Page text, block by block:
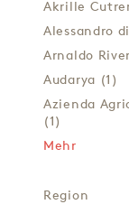
Akrille
Alessandro
Arnaldo
Audarya (1)
Azienda
(1)
Mehr
Region